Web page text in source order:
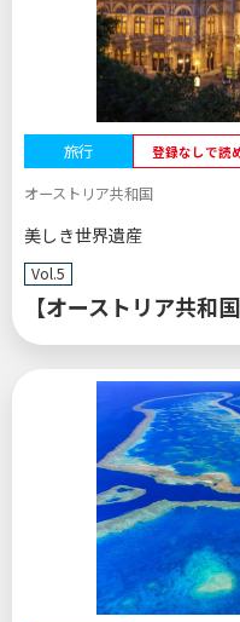
旅行 登録なしで読
オーストリア共和国
美しき世界遺産
Vol.5
【オーストリア共和